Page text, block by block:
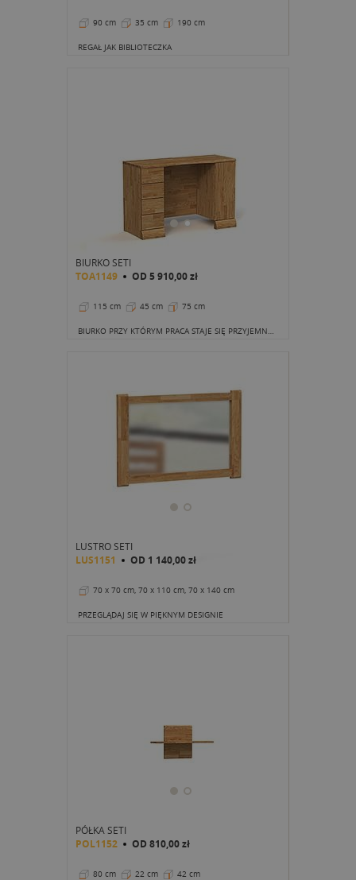
90 cm 35 cm 190 cm
REGAŁ JAK BIBLIOTECZKA
BIURKO SETI
TOA1149 OD 5 910,00 zł
115 cm 45 cm 75 cm
BIURKO PRZY KTÓRYM PRACA STAJE SIĘ PRZYJEMNOŚCIĄ
LUSTRO SETI
LUS1151 OD 1 140,00 zł
70 x 70 cm, 70 x 110 cm, 70 x 140 cm
PRZEGLĄDAJ SIĘ W PIĘKNYM DESIGNIE
PÓŁKA SETI
POL1152 OD 810,00 zł
80 cm 22 cm 42 cm